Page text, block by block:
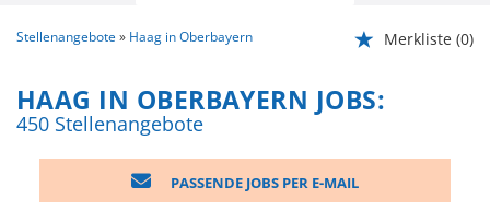
Stellenangebote Haag in Oberbayern Merkliste (0)
HAAG IN OBERBAYERN JOBS:
450 Stellenangebote
PASSENDE JOBS PER E-MAIL